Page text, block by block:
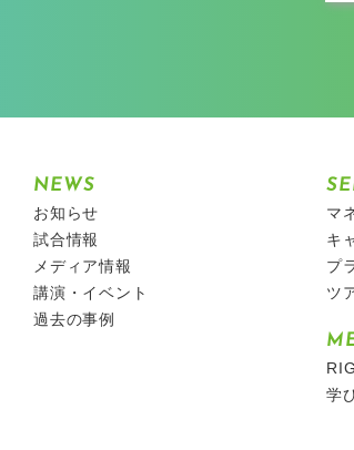
NEWS
お知らせ
試合情報
メディア情報
講演・イベント
過去の事例
マ
キ
プ
ツ
学